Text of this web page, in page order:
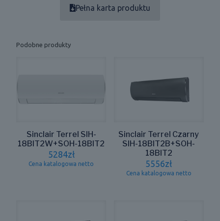
Pełna karta produktu
Podobne produkty
Sinclair Terrel SIH-
18BIT2W+SOH-18BIT2
5284zł
Cena katalogowa netto
Sinclair Terrel Czarny
SIH-18BIT2B+SOH-
18BIT2
5556zł
Cena katalogowa netto